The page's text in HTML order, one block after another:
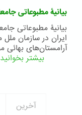
بیانیۀ مطبوعاتی جامعۀ
ایران در سازمان
آرامستان‌های
بیشتر بخوانید
آخرین